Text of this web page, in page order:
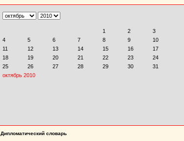
Дипломатический словарь